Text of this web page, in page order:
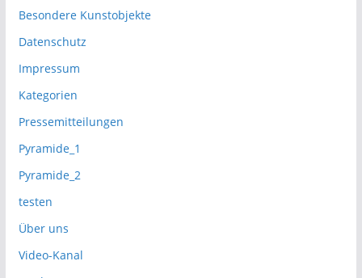
Besondere Kunstobjekte
Datenschutz
Impressum
Kategorien
Pressemitteilungen
Pyramide_1
Pyramide_2
testen
Über uns
Video-Kanal